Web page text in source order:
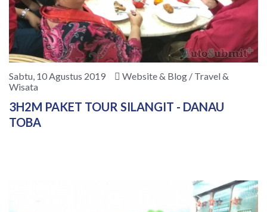
Sabtu, 10 Agustus 2019
Website & Blog / Travel &
Wisata
3H2M PAKET TOUR SILANGIT - DANAU
TOBA